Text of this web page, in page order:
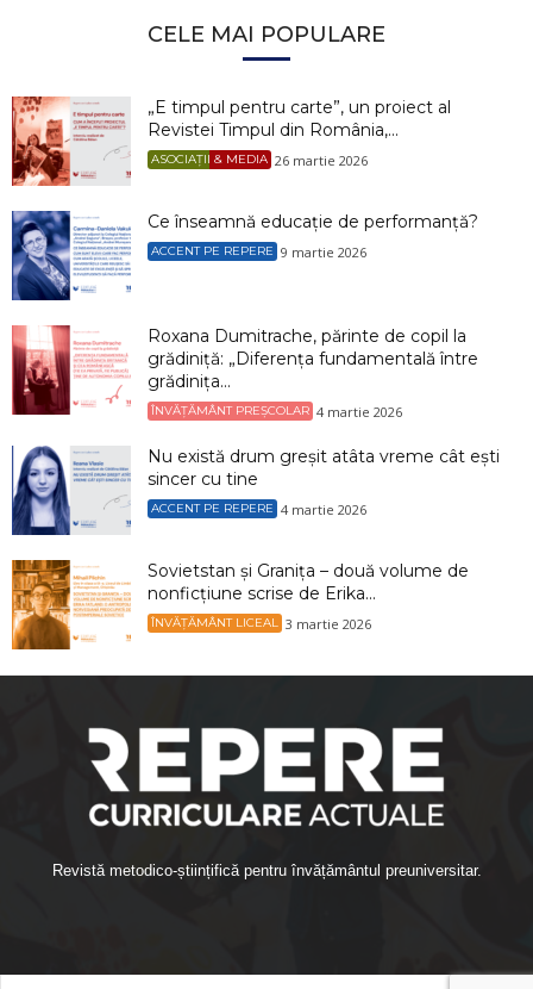
CELE MAI POPULARE
„E timpul pentru carte”, un proiect al
Revistei Timpul din România,...
ASOCIAȚII & MEDIA 26 martie 2026
Ce înseamnă educație de performanță?
ACCENT PE REPERE 9 martie 2026
Roxana Dumitrache, părinte de copil la
grădiniță: „Diferența fundamentală între
grădinița...
ÎNVĂȚĂMÂNT PREȘCOLAR 4 martie 2026
Nu există drum greșit atâta vreme cât ești
sincer cu tine
ACCENT PE REPERE 4 martie 2026
Sovietstan și Granița – două volume de
nonficțiune scrise de Erika...
ÎNVĂȚĂMÂNT LICEAL 3 martie 2026
Revistă metodico-științifică pentru învățământul preuniversitar.